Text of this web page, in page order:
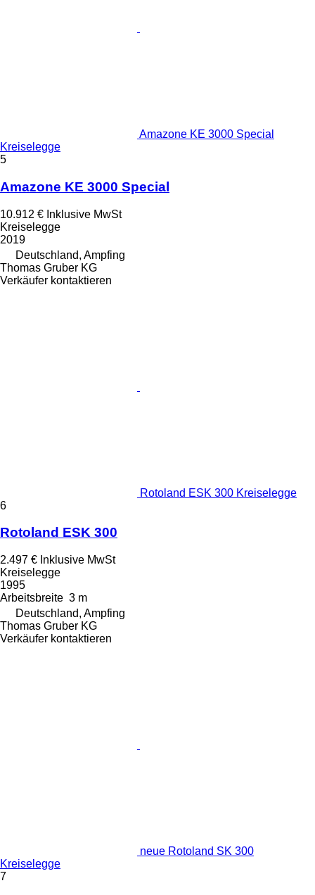
Amazone KE 3000 Special
Kreiselegge
5
Amazone KE 3000 Special
10.912 € Inklusive MwSt
Kreiselegge
2019
Deutschland, Ampfing
Thomas Gruber KG
Verkäufer kontaktieren
Rotoland ESK 300 Kreiselegge
6
Rotoland ESK 300
2.497 € Inklusive MwSt
Kreiselegge
1995
Arbeitsbreite 3 m
Deutschland, Ampfing
Thomas Gruber KG
Verkäufer kontaktieren
neue Rotoland SK 300
Kreiselegge
7